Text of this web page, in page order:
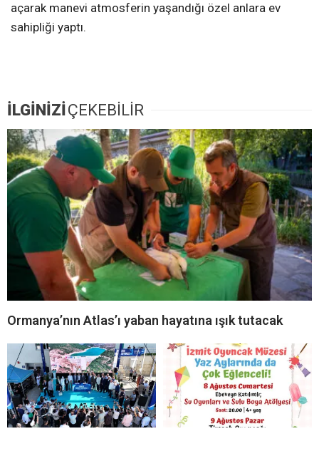
açarak manevi atmosferin yaşandığı özel anlara ev
sahipliği yaptı.
İLGİNİZİÇEKEBİLİR
Ormanya’nın Atlas’ı yaban hayatına ışık tutacak